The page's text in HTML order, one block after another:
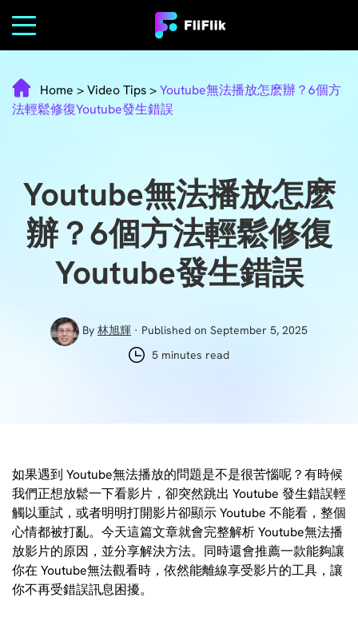
Home >Video Tips>Youtube無法播放怎麽辦？6個方
法輕鬆修復Youtube發生錯誤
Youtube無法播放怎麽
辦？6個方法輕鬆修復
Youtube發生錯誤
By 林旭輝 · Published on September 5, 2025
5 minutes read
如果遇到 Youtube無法播放的問題是不是很苦惱呢？有時候
我們正想放鬆一下看影片，卻突然跳出 Youtube 發生錯誤輕
觸以重試，或者明明打開影片卻顯示 Youtube 不能看，整個
心情都被打亂。今天這篇文章就會完整解析 Youtube無法播
放影片的原因，並分享解決方法。同時還會推薦一款能夠讓
你在 Youtube無法觀看時，依然能離線享受影片的工具，讓
你不再受錯誤訊息困擾。